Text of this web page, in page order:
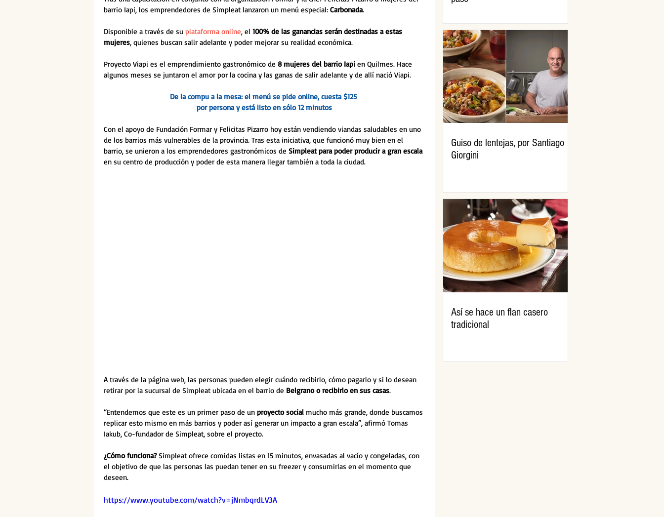
barrio Iapi, los emprendedores de Simpleat lanzaron un menú especial: Carbonada.
Disponible a través de su plataforma online, el 100% de las ganancias serán destinadas a estas
mujeres, quienes buscan salir adelante y poder mejorar su realidad económica.
Proyecto Viapi es el emprendimiento gastronómico de 8 mujeres del barrio Iapi en Quilmes. Hace
algunos meses se juntaron el amor por la cocina y las ganas de salir adelante y de allí nació Viapi.
De la compu a la mesa: el menú se pide online, cuesta $125
por persona y está listo en sólo 12 minutos
Con el apoyo de Fundación Formar y Felicitas Pizarro hoy están vendiendo viandas saludables en uno
de los barrios más vulnerables de la provincia. Tras esta iniciativa, que funcionó muy bien en el
barrio, se unieron a los emprendedores gastronómicos de Simpleat para poder producir a gran escala
en su centro de producción y poder de esta manera llegar también a toda la ciudad.
A través de la página web, las personas pueden elegir cuándo recibirlo, cómo pagarlo y si lo desean
retirar por la sucursal de Simpleat ubicada en el barrio de Belgrano o recibirlo en sus casas.
“Entendemos que este es un primer paso de un proyecto social mucho más grande, donde buscamos
replicar esto mismo en más barrios y poder así generar un impacto a gran escala”, afirmó Tomas
Iakub, Co-fundador de Simpleat, sobre el proyecto.
¿Cómo funciona? Simpleat ofrece comidas listas en 15 minutos, envasadas al vacío y congeladas, con
el objetivo de que las personas las puedan tener en su freezer y consumirlas en el momento que
deseen.
https://www.youtube.com/watch?v=jNmbqrdLV3A
Guiso de lentejas, por Santiago
Giorgini
Así se hace un flan casero
tradicional